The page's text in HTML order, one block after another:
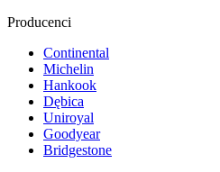
Producenci
Continental
Michelin
Hankook
Dębica
Uniroyal
Goodyear
Bridgestone